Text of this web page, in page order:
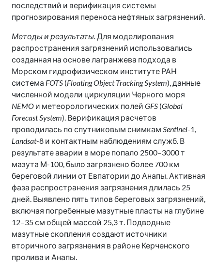
последствий и верификация системы
прогнозирования переноса нефтяных загрязнений.
Методы и результаты.Для моделирования
распространения загрязнений использовались
созданная на основе лагранжева подхода в
Морском гидрофизическом институте РАН
система FOTS (Floating Object Tracking System), данные
численной модели циркуляции Черного моря
NEMO и метеорологических полей GFS (Global
Forecast System). Верификация расчетов
проводилась по спутниковым снимкам Sentinel-1,
Landsat-8 и контактным наблюдениям служб. В
результате аварии в море попало 2500–3000 т
мазута М-100, было загрязнено более 700 км
береговой линии от Евпатории до Анапы. Активная
фаза распространения загрязнения длилась 25
дней. Выявлено пять типов береговых загрязнений,
включая погребенные мазутные пласты на глубине
12–35 см общей массой 25,3 т. Подводные
мазутные скопления создают источники
вторичного загрязнения в районе Керченского
пролива и Анапы.